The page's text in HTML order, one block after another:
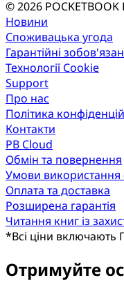
© 2026 POCKETBOOK
Новини
Споживацька угода
Гарантійні
Технології Cookie
Support
Про нас
Політика
Контакти
PB Cloud
Обмін та повернення
Умови використання
Оплата та доставка
Розширена гарантія
Читання книг із
*Всі ціни включають
Отримуйте